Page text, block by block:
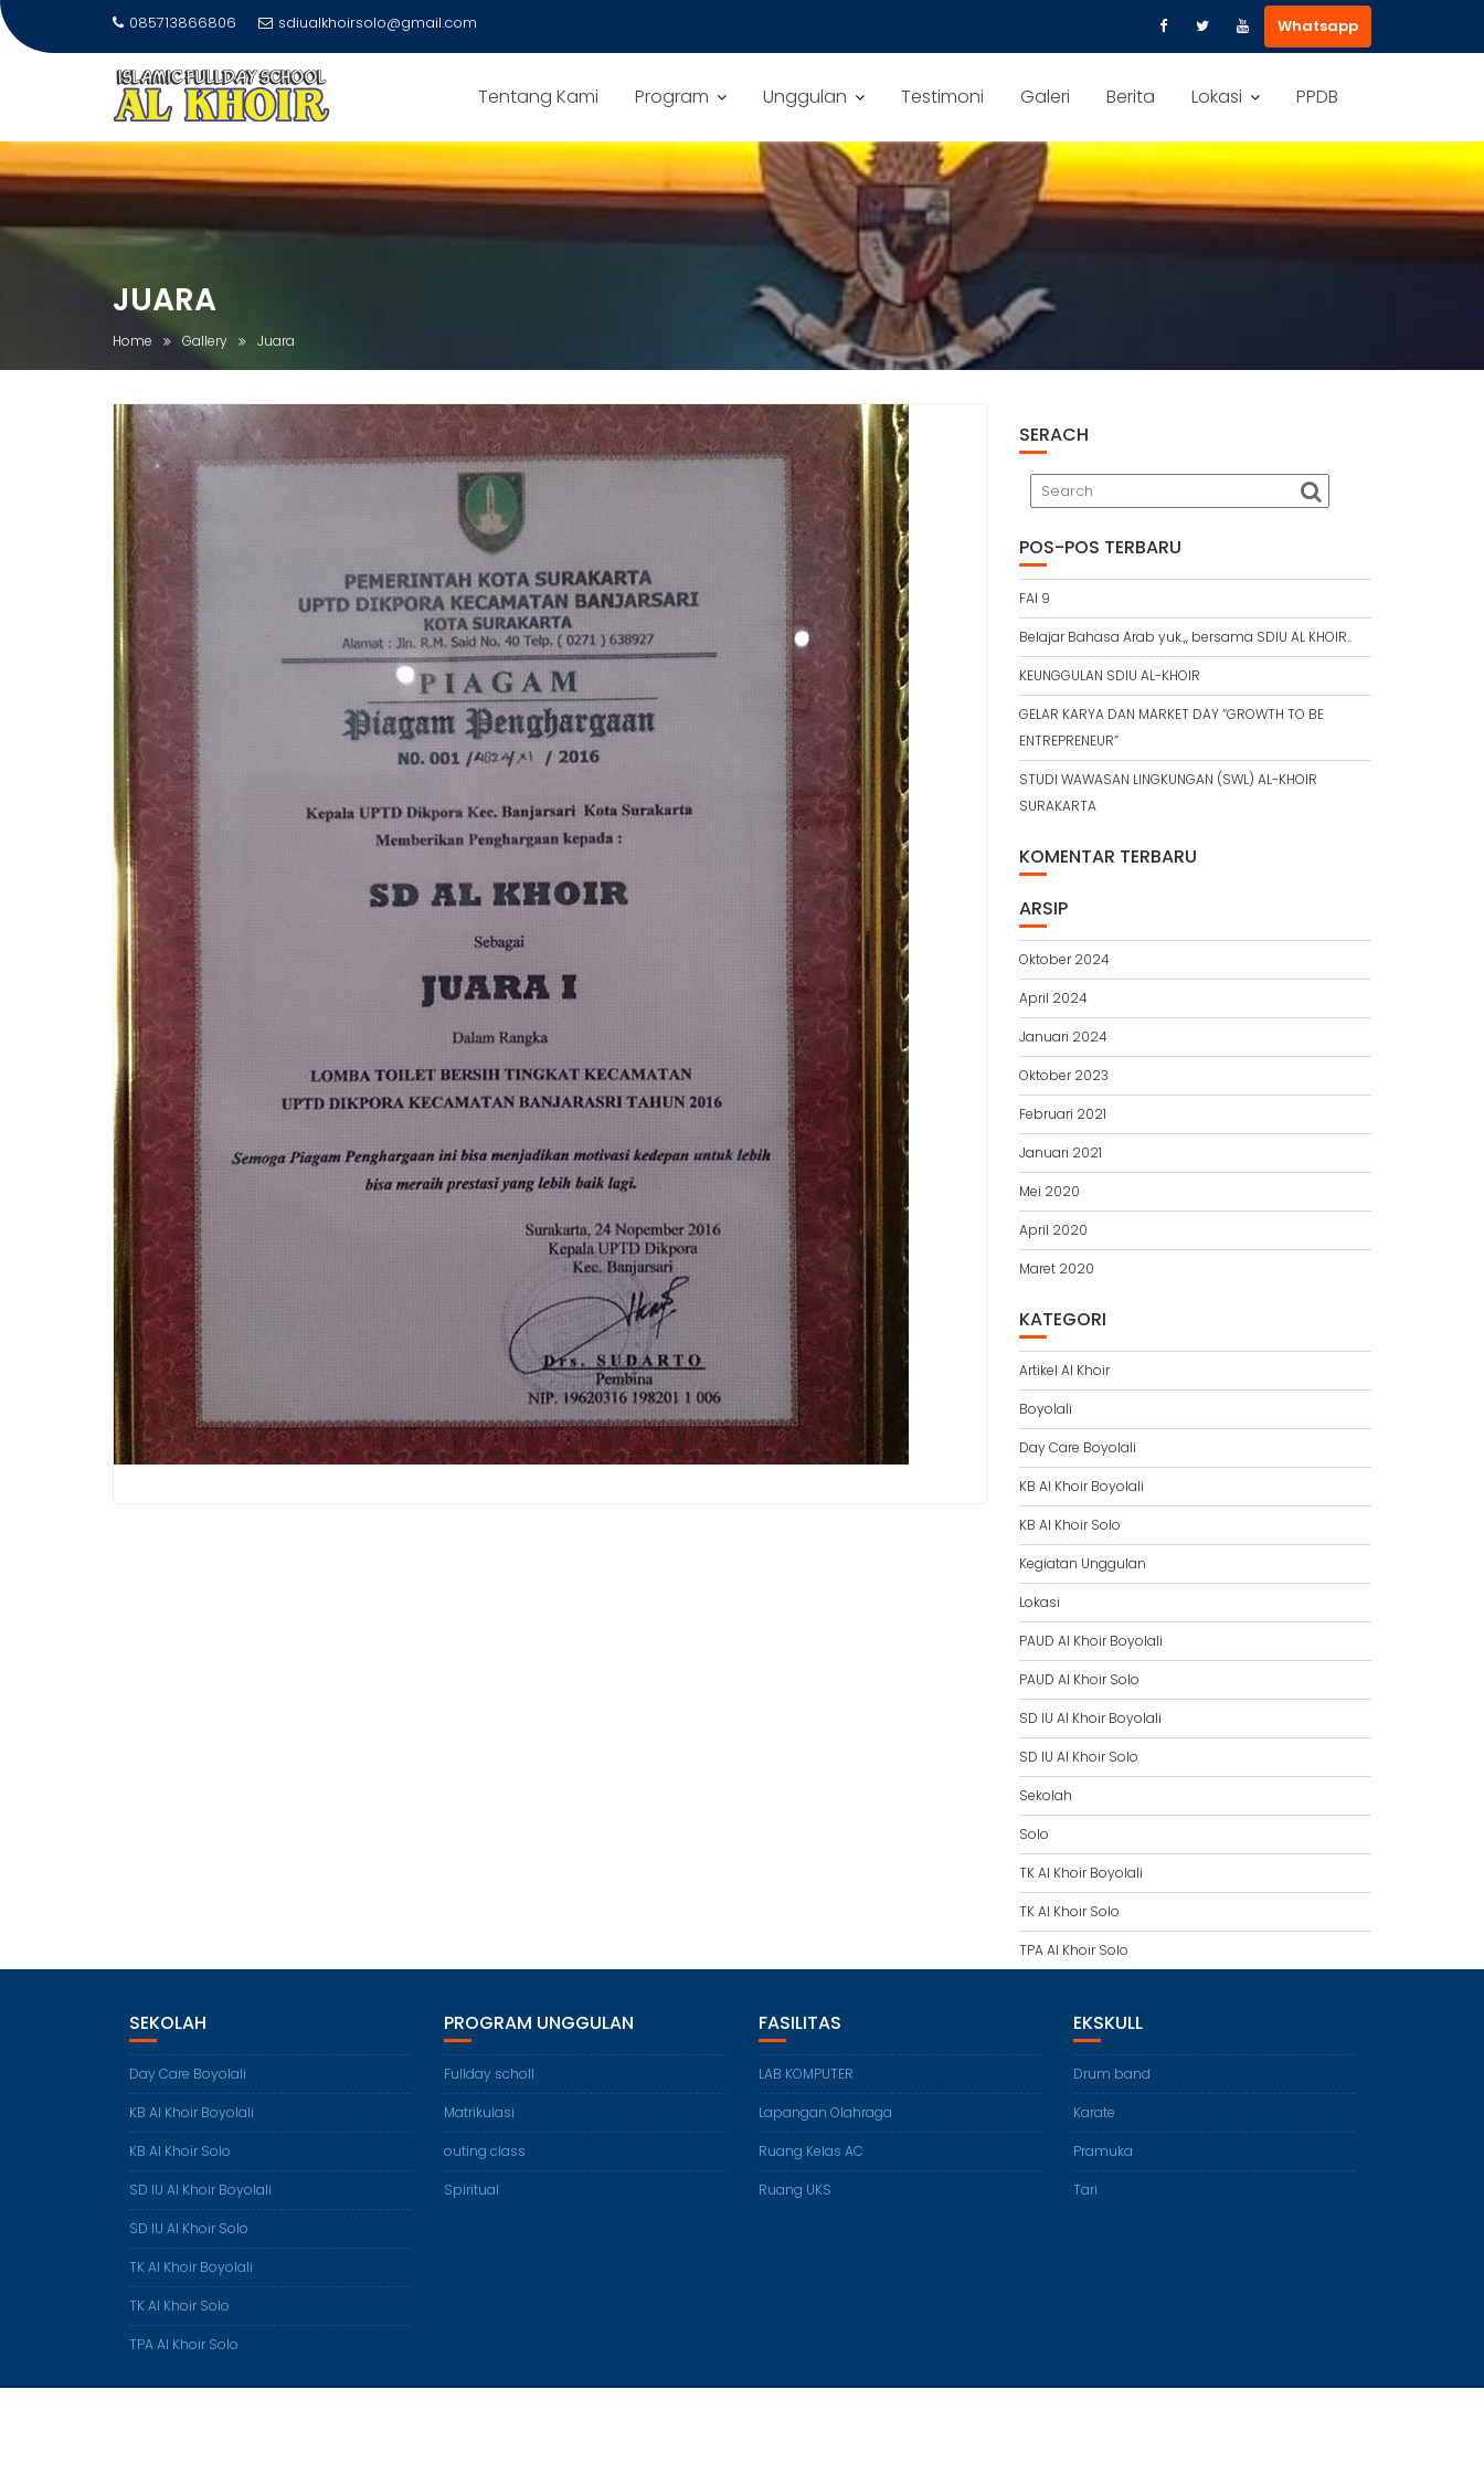
to
085713866806 sdiualkhoirsolo@gmail.com Whatsapp
Tentang Kami Program Unggulan Testimoni Galeri Berita Lokasi PPDB
JUARA
Home Gallery Juara
SERACH
POS-POS TERBARU
FAI 9
Belajar Bahasa Arab yuk.,, bersama SDIU AL KHOIR..
KEUNGGULAN SDIU AL-KHOIR
GELAR KARYA DAN MARKET DAY “GROWTH TO BE
ENTREPRENEUR”
STUDI WAWASAN LINGKUNGAN (SWL) AL-KHOIR
SURAKARTA
KOMENTAR TERBARU
ARSIP
Oktober 2024
April 2024
Januari 2024
Oktober 2023
Februari 2021
Januari 2021
Mei 2020
April 2020
Maret 2020
KATEGORI
Artikel Al Khoir
Boyolali
Day Care Boyolali
KB Al Khoir Boyolali
KB Al Khoir Solo
Kegiatan Unggulan
Lokasi
PAUD Al Khoir Boyolali
PAUD Al Khoir Solo
SD IU Al Khoir Boyolali
SD IU Al Khoir Solo
Sekolah
Solo
TK Al Khoir Boyolali
TK Al Khoir Solo
TPA Al Khoir Solo
SEKOLAH
Day Care Boyolali
KB Al Khoir Boyolali
KB Al Khoir Solo
SD IU Al Khoir Boyolali
SD IU Al Khoir Solo
TK Al Khoir Boyolali
TK Al Khoir Solo
TPA Al Khoir Solo
PROGRAM UNGGULAN
Fullday scholl
Matrikulasi
outing class
Spiritual
FASILITAS
LAB KOMPUTER
Lapangan Olahraga
Ruang Kelas AC
Ruang UKS
EKSKULL
Drum band
Karate
Pramuka
Tari